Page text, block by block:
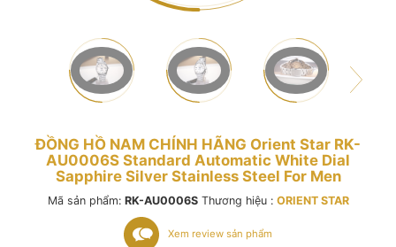
ĐỒNG HỒ NAM CHÍNH HÃNG Orient Star RK-
AU0006S Standard Automatic White Dial
Sapphire Silver Stainless Steel For Men
Mã sản phẩm: RK-AU0006S Thương hiệu : ORIENT STAR
Xem review sản phẩm